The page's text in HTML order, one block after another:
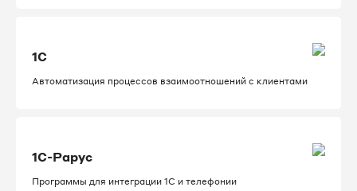
1C
Автоматизация процессов взаимоотношений с клиентами
1С-Рарус
Программы для интеграции 1С и телефонии